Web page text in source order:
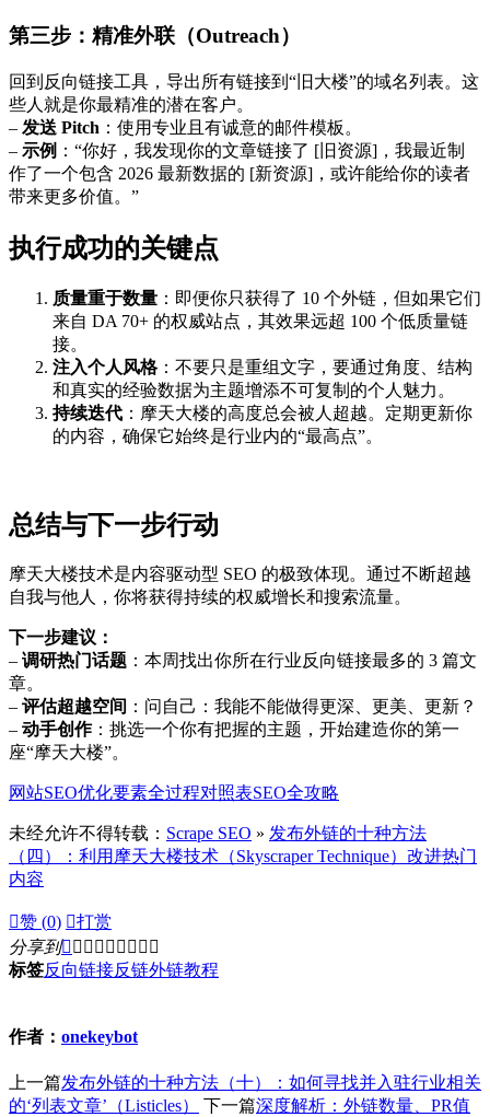
第三步：精准外联（Outreach）
回到反向链接工具，导出所有链接到“旧大楼”的域名列表。这
些人就是你最精准的潜在客户。
– 发送 Pitch ：使用专业且有诚意的邮件模板。
– 示例 ：“你好，我发现你的文章链接了 [旧资源]，我最近制
作了一个包含 2026 最新数据的 [新资源]，或许能给你的读者
带来更多价值。”
执行成功的关键点
质量重于数量 ：即便你只获得了 10 个外链，但如果它们
来自 DA 70+ 的权威站点，其效果远超 100 个低质量链
接。
注入个人风格：不要只是重组文字，要通过角度、结构
和真实的经验数据为主题增添不可复制的个人魅力。
持续迭代 ：摩天大楼的高度总会被人超越。定期更新你
的内容，确保它始终是行业内的“最高点”。
总结与下一步行动
摩天大楼技术是内容驱动型 SEO 的极致体现。通过不断超越
自我与他人，你将获得持续的权威增长和搜索流量。
下一步建议：
– 调研热门话题 ：本周找出你所在行业反向链接最多的 3 篇文
章。
– 评估超越空间
：问自己：我能不能做得更深、更美、更新？
– 动手创作：挑选一个你有把握的主题，开始建造你的第一
座“摩天大楼”。
网站SEO优化要素全过程对照表SEO全攻略
未经允许不得转载： Scrape SEO » 发布外链的十种方法
（四）：利用摩天大楼技术（Skyscraper Technique）改进热门
内容
赞 (0) 打赏
分享到        
标签反向链接反链外链教程
作者： onekeybot
上一篇发布外链的十种方法（十）：如何寻找并入驻行业相关
的‘列表文章’（Listicles）
下一篇深度解析：外链数量、PR值